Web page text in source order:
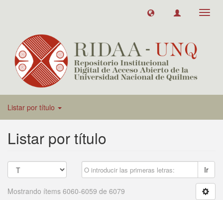
Listar por título
Listar por título
Ir
Mostrando ítems 6060-6059 de 6079